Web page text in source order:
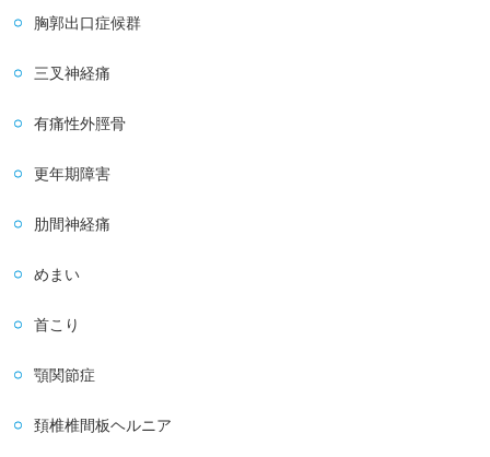
胸郭出口症候群
三叉神経痛
有痛性外脛骨
更年期障害
肋間神経痛
めまい
首こり
顎関節症
頚椎椎間板ヘルニア